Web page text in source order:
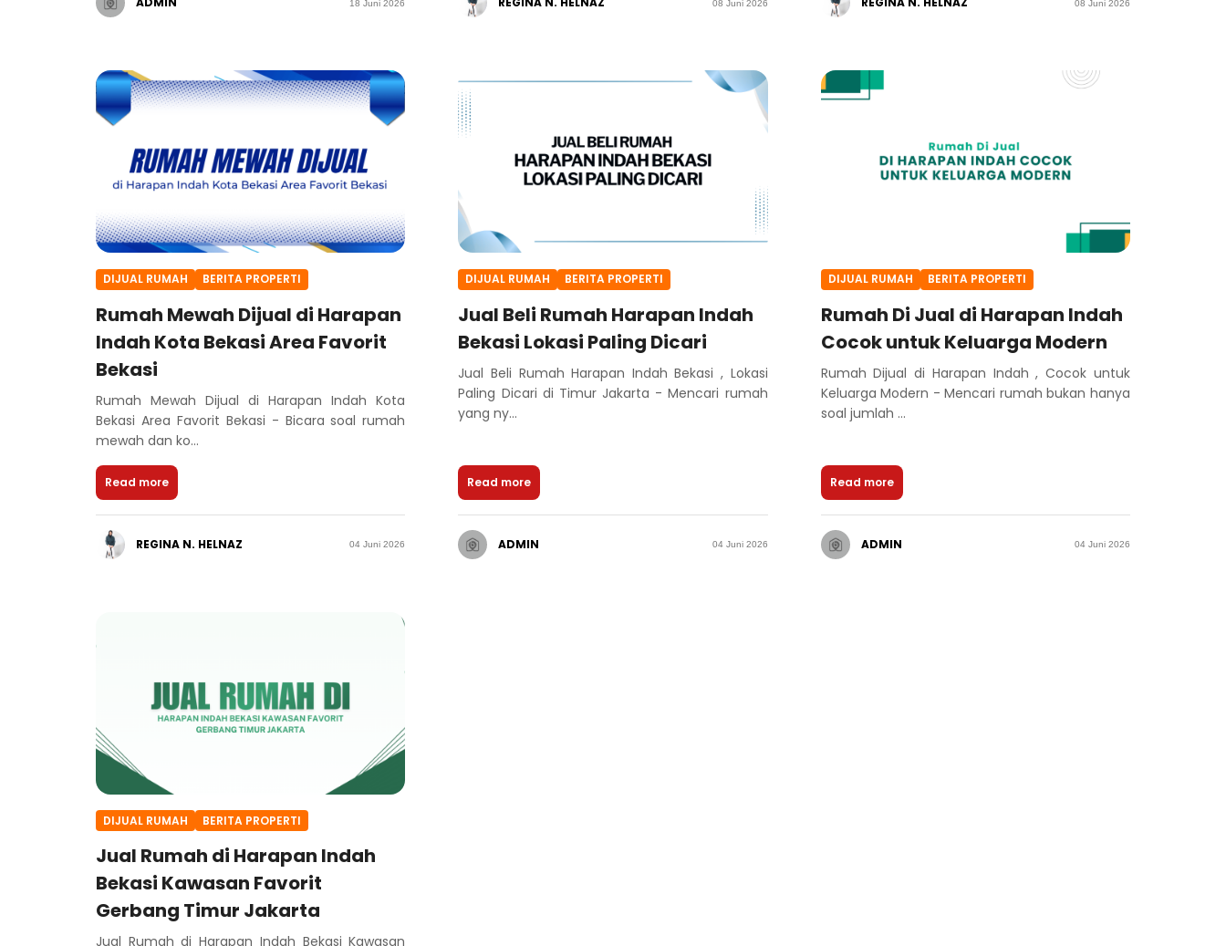
18 Juni 2026 08 Juni 2026 08 Juni 2026
DIJUAL RUMAH BERITA PROPERTI
Rumah Mewah Dijual di Harapan
Indah Kota Bekasi Area Favorit
Bekasi
Rumah Mewah Dijual di Harapan Indah Kota
Bekasi Area Favorit Bekasi - Bicara soal rumah
mewah dan ko...
Read more
REGINA N. HELNAZ 04 Juni 2026
DIJUAL RUMAH BERITA PROPERTI
Jual Beli Rumah Harapan Indah
Bekasi Lokasi Paling Dicari
Jual Beli Rumah Harapan Indah Bekasi , Lokasi
Paling Dicari di Timur Jakarta - Mencari rumah
yang ny...
Read more
ADMIN 04 Juni 2026
DIJUAL RUMAH BERITA PROPERTI
Rumah Di Jual di Harapan Indah
Cocok untuk Keluarga Modern
Rumah Dijual di Harapan Indah , Cocok untuk
Keluarga Modern - Mencari rumah bukan hanya
soal jumlah ...
Read more
ADMIN 04 Juni 2026
DIJUAL RUMAH BERITA PROPERTI
Jual Rumah di Harapan Indah
Bekasi Kawasan Favorit
Gerbang Timur Jakarta
Jual Rumah di Harapan Indah Bekasi Kawasan